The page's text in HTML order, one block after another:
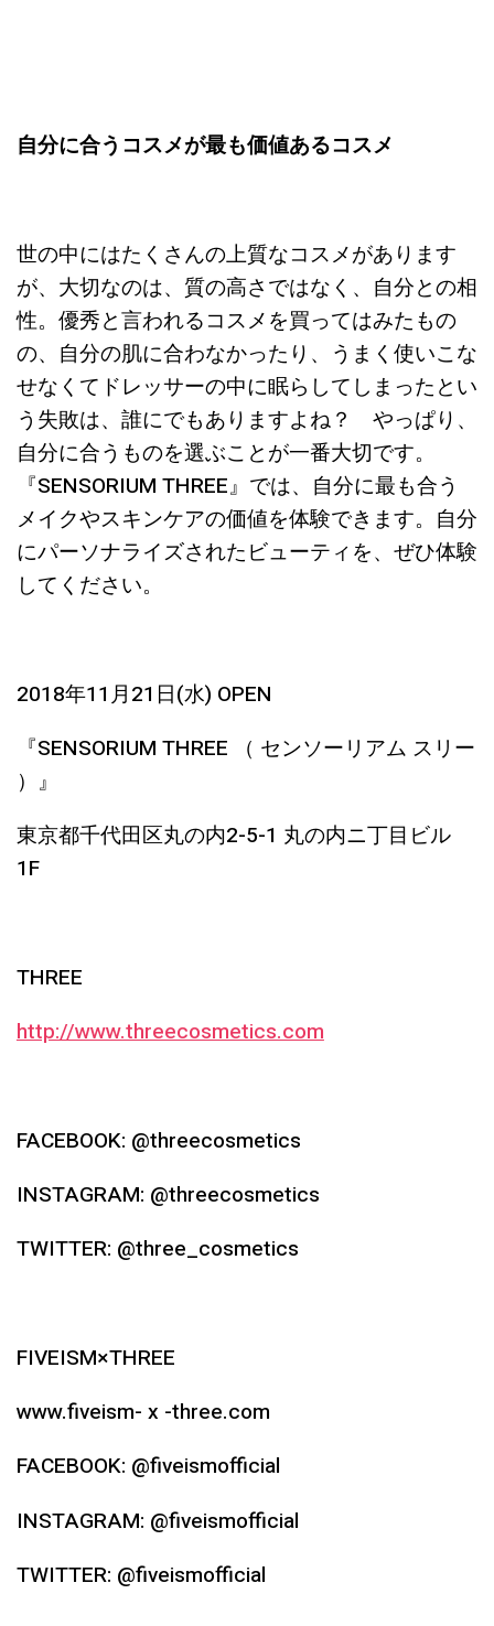
自分に合うコスメが最も価値あるコスメ
世の中にはたくさんの上質なコスメがあります
が、大切なのは、質の高さではなく、自分との相
性。 優秀と言われるコスメを買ってはみたもの
の、自分の肌に合わなかったり、 うまく使いこな
せなくてドレッサーの中に眠らしてしまったとい
う失敗は、誰にでもありますよね？ やっぱり、
自分に合うものを選ぶことが一番大切です。
『SENSORIUM THREE』では、自分に最も合う
メイクやスキンケアの価値を体験できます。自分
にパーソナライズされたビューティを、ぜひ体験
してください。
2018年11月21日(水) OPEN
『SENSORIUM THREE （ センソーリアム スリー
）』
東京都千代田区丸の内2-5-1 丸の内ニ丁目ビル
1F
THREE
http://www.threecosmetics.com
FACEBOOK: @threecosmetics
INSTAGRAM: @threecosmetics
TWITTER: @three_cosmetics
FIVEISM×THREE
www.fiveism- x -three.com
FACEBOOK: @fiveismofficial
INSTAGRAM: @fiveismofficial
TWITTER: @fiveismofficial